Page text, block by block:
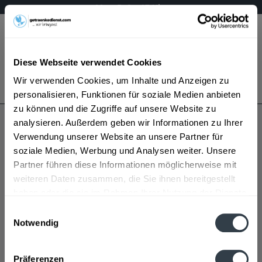
Diese Webseite verwendet Cookies
Wir verwenden Cookies, um Inhalte und Anzeigen zu
personalisieren, Funktionen für soziale Medien anbieten
zu können und die Zugriffe auf unsere Website zu
analysieren. Außerdem geben wir Informationen zu Ihrer
Verwendung unserer Website an unsere Partner für
soziale Medien, Werbung und Analysen weiter. Unsere
Partner führen diese Informationen möglicherweise mit
weiteren Daten zusammen, die Sie ihnen bereitgestellt
Notwendig
Präferenzen
Mo – Fr 9 – 17 Uhr
Menü
Bestellung widerrufen
Es gilt unsere Datenschutzerklärung
Borgo Magredo
Borgo Magredo wird in den folgenden Regionen,
Städten, Orten und Postleitzahl-Gebieten geliefert